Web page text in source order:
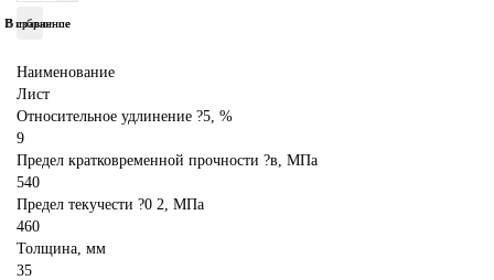
В избранное
В сравнение
Наименование
Лист
Относительное удлинение ?5, %
9
Предел кратковременной прочности ?в, МПа
540
Предел текучести ?0 2, МПа
460
Толщина, мм
35